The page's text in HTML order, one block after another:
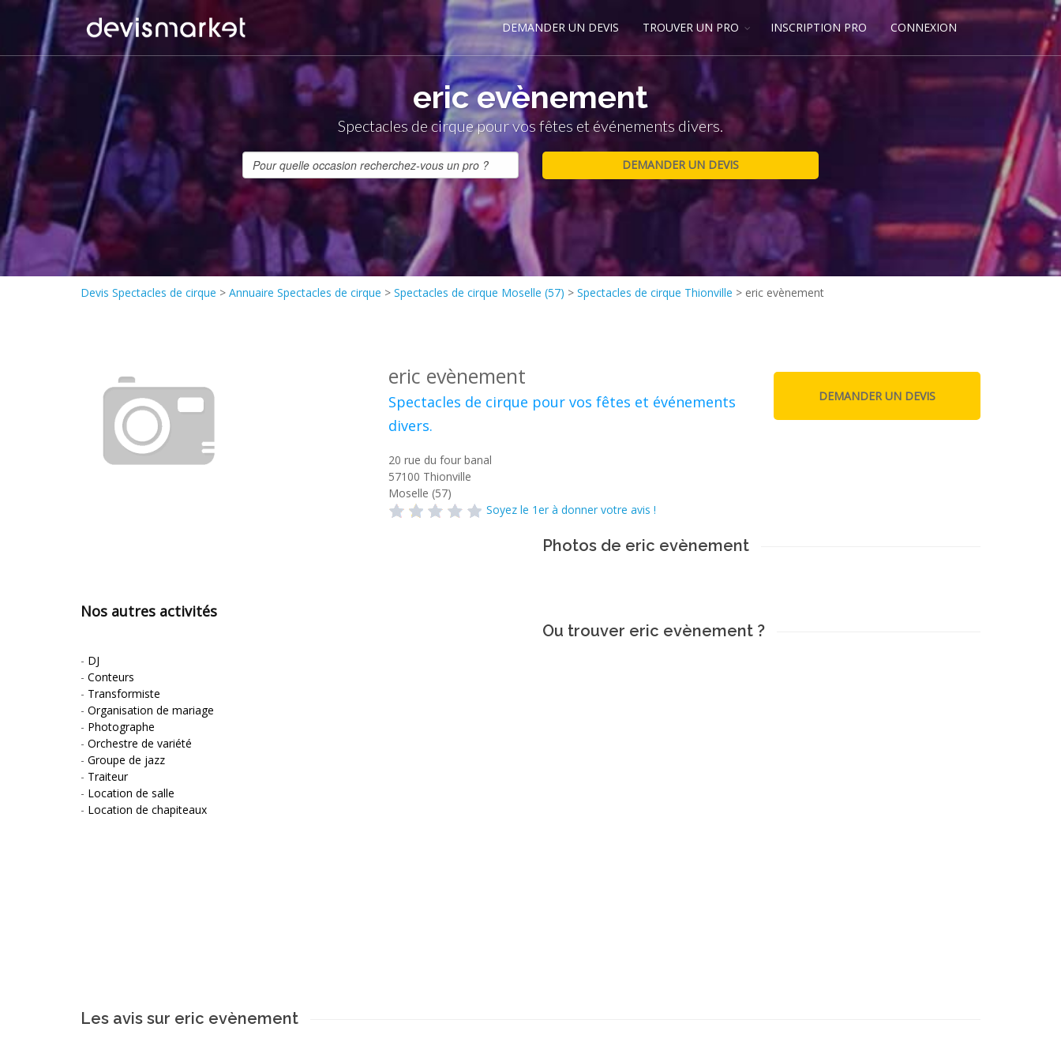
DEMANDER UN DEVIS TROUVER UN PRO INSCRIPTION PRO CONNEXION
eric evènement
Spectacles de cirque pour vos fêtes et événements divers.
Devis Spectacles de cirque > Annuaire Spectacles de cirque > Spectacles de cirque Moselle (57) > Spectacles de cirque Thionville > eric evènement
eric evènement
Spectacles de cirque pour vos fêtes et événements
divers.
20 rue du four banal
57100 Thionville
Moselle (57)
Soyez le 1er à donner votre avis !
Nos autres activités
- DJ
- Conteurs
- Transformiste
- Organisation de mariage
- Photographe
- Orchestre de variété
- Groupe de jazz
- Traiteur
- Location de salle
- Location de chapiteaux
Photos de eric evènement
Ou trouver eric evènement ?
Les avis sur eric evènement